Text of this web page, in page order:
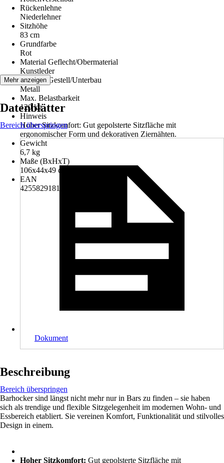
Rückenlehne
Niederlehner
Sitzhöhe
83 cm
Grundfarbe
Rot
Material Geflecht/Obermaterial
Kunstleder
Material Gestell/Unterbau
Metall
Max. Belastbarkeit
120 kg
Hinweis
Hoher Sitzkomfort: Gut gepolsterte Sitzfläche mit
ergonomischer Form und dekorativen Ziernähten.
Gewicht
6,7 kg
Maße (BxHxT)
106x44x49 cm
EAN
4255829181669
Mehr anzeigen
Datenblätter
Bereich überspringen
Dokument
Beschreibung
Bereich überspringen
Barhocker sind längst nicht mehr nur in Bars zu finden – sie haben
sich als trendige und flexible Sitzgelegenheit im modernen Wohn- und
Essbereich etabliert. Sie vereinen Komfort, Funktionalität und stilvolles
Design in einem.
Hoher Sitzkomfort: Gut gepolsterte Sitzfläche mit